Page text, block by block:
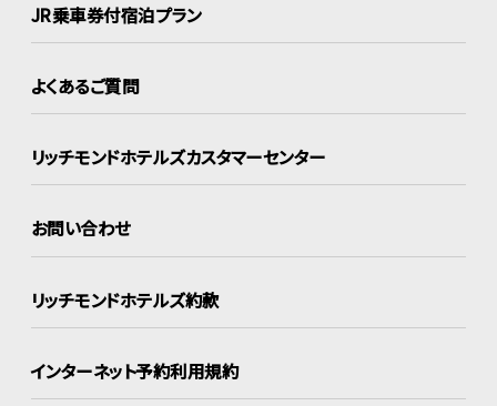
JR乗車券付宿泊プラン
よくあるご質問
リッチモンドホテルズカスタマーセンター
お問い合わせ
リッチモンドホテルズ約款
インターネット予約利用規約